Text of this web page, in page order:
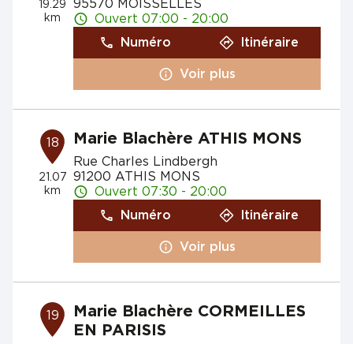
19.29
km
95570 MOISSELLES
Ouvert 07:00 - 20:00
Numéro
Itinéraire
Voir plus
18
21.07
km
Marie Blachère ATHIS MONS
Rue Charles Lindbergh
91200 ATHIS MONS
Ouvert 07:30 - 20:00
Numéro
Itinéraire
Voir plus
19
Marie Blachère CORMEILLES
EN PARISIS